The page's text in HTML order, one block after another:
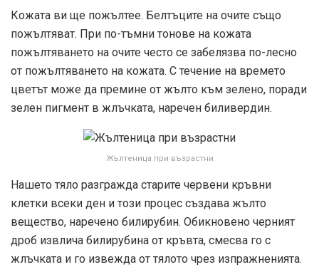
Кожата ви ще пожълтее. Белтъците на очите също
пожълтяват. При по-тъмни тонове на кожата
пожълтяването на очите често се забелязва по-лесно
от пожълтяването на кожата. С течение на времето
цветът може да премине от жълто към зелено, поради
зелен пигмент в жлъчката, наречен биливердин.
Жълтеница при възрастни
Нашето тяло разгражда старите червени кръвни
клетки всеки ден и този процес създава жълто
вещество, наречено билирубин. Обикновено черният
дроб извлича билирубина от кръвта, смесва го с
жлъчката и го извежда от тялото чрез изпражненията.